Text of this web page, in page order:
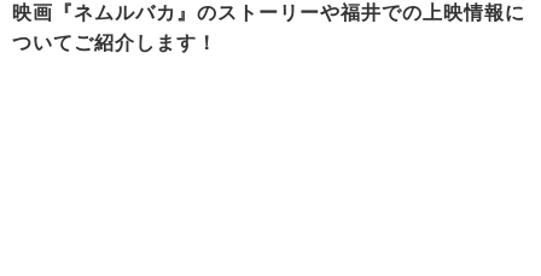
映画『ネムルバカ』のストーリーや福井での上映情報に
ついてご紹介します！